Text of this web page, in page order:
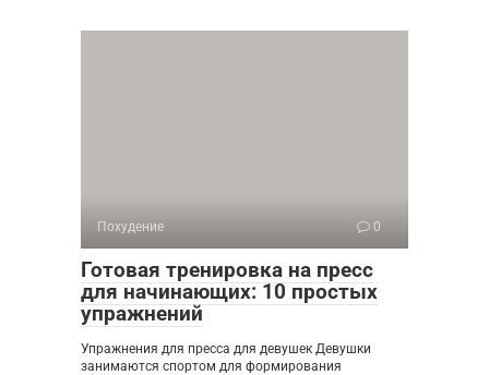
Похудение 0
Готовая тренировка на пресс
для начинающих: 10 простых
упражнений
Упражнения для пресса для девушек Девушки
занимаются спортом для формирования